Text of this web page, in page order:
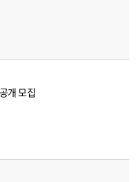
개 모집